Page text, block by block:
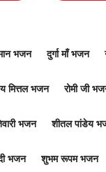
भजन दुर्गा माँ भजन
मित्तल भजन रोमी जी
भजन शीतल पांडेय
भजन शुभम रूपम भजन